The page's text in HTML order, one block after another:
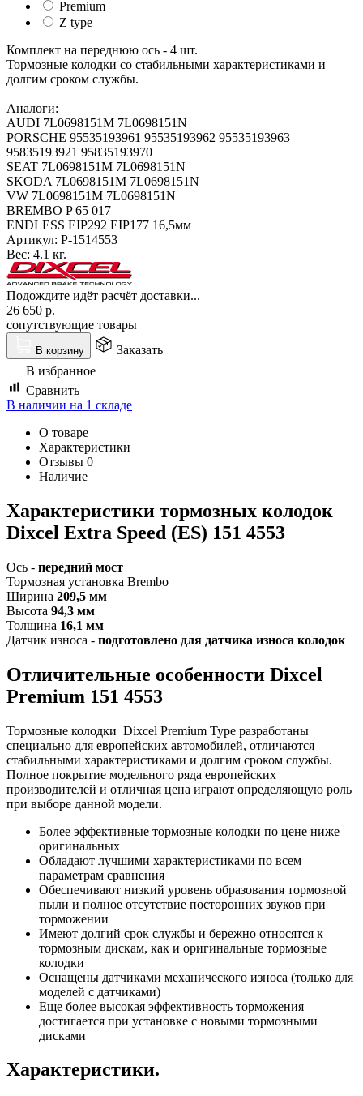
Premium
Z type
Комплект на переднюю ось - 4 шт.
Тормозные колодки со стабильными характеристиками и
долгим сроком службы.
Аналоги:
AUDI 7L0698151M 7L0698151N
PORSCHE 95535193961 95535193962 95535193963
95835193921 95835193970
SEAT 7L0698151M 7L0698151N
SKODA 7L0698151M 7L0698151N
VW 7L0698151M 7L0698151N
BREMBO P 65 017
ENDLESS EIP292 EIP177 16,5мм
Артикул: P-1514553
Вес: 4.1 кг.
Подождите идёт расчёт доставки...
26 650 р.
сопутствующие товары
В корзину
Заказать
В избранное
Сравнить
В наличии на 1 складе
О товаре
Характеристики
Отзывы 0
Наличие
Характеристики тормозных колодок
Dixcel Extra Speed (ES) 151 4553
Ось - передний мост
Тормозная установка Brembo
Ширина 209,5 мм
Высота 94,3 мм
Толщина 16,1 мм
Датчик износа - подготовлено для датчика износа колодок
Отличительные особенности Dixcel
Premium 151 4553
Тормозные колодки Dixcel Premium Type разработаны
специально для европейских автомобилей, отличаются
стабильными характеристиками и долгим сроком службы.
Полное покрытие модельного ряда европейских
производителей и отличная цена играют определяющую роль
при выборе данной модели.
Более эффективные тормозные колодки по цене ниже
оригинальных
Обладают лучшими характеристиками по всем
параметрам сравнения
Обеспечивают низкий уровень образования тормозной
пыли и полное отсутствие посторонних звуков при
торможении
Имеют долгий срок службы и бережно относятся к
тормозным дискам, как и оригинальные тормозные
колодки
Оснащены датчиками механического износа (только для
моделей с датчиками)
Еще более высокая эффективность торможения
достигается при установке с новыми тормозными
дисками
Характеристики.